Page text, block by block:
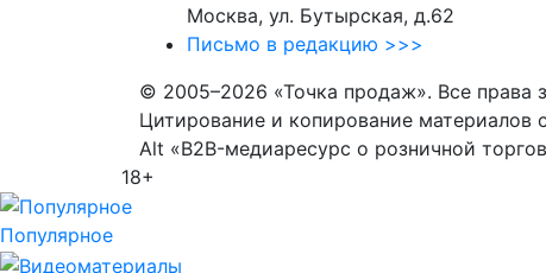
Москва, ул. Бутырская, д.62
Письмо в редакцию >>>
© 2005–2026 «Точка продаж». Все права
Цитирование и копирование материалов
Alt «B2B-медиаресурс о розничной
18+
Популярное